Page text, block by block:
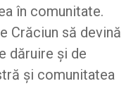
în comunitate.
Crăciun să devină
dăruire și de
și comunitatea